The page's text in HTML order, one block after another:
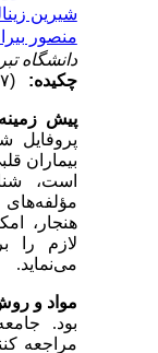
شیرین
منصور
دانشگاه
چکیده:
پیش
پروفایل
بیماران
است،
مؤلفه‌های
هنجار،
لازم را
می‌نماید.
مواد وروش
بود.
مراجعه